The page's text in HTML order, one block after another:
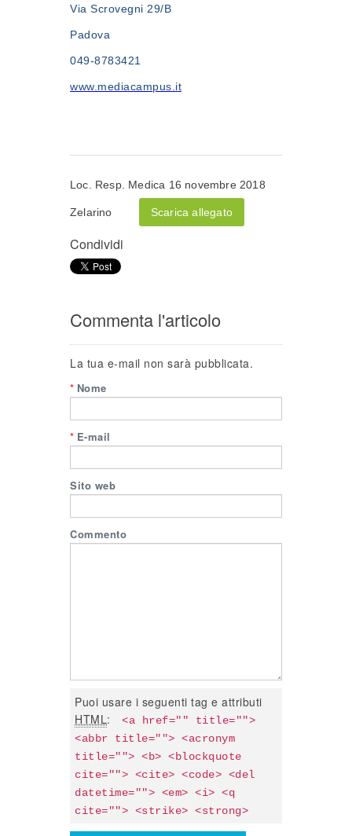
Via Scrovegni 29/B
Padova
049-8783421
www.mediacampus.it
Loc. Resp. Medica 16 novembre 2018
Zelarino Scarica allegato
Condividi
Commenta l'articolo
La tua e-mail non sarà pubblicata.
* Nome
* E-mail
Sito web
Commento
Puoi usare i seguenti tag e attributi
HTML:
<a href="" title="">
<abbr title=""> <acronym
title=""> <b> <blockquote
cite=""> <cite> <code> <del
datetime=""> <em> <i> <q
cite=""> <strike> <strong>